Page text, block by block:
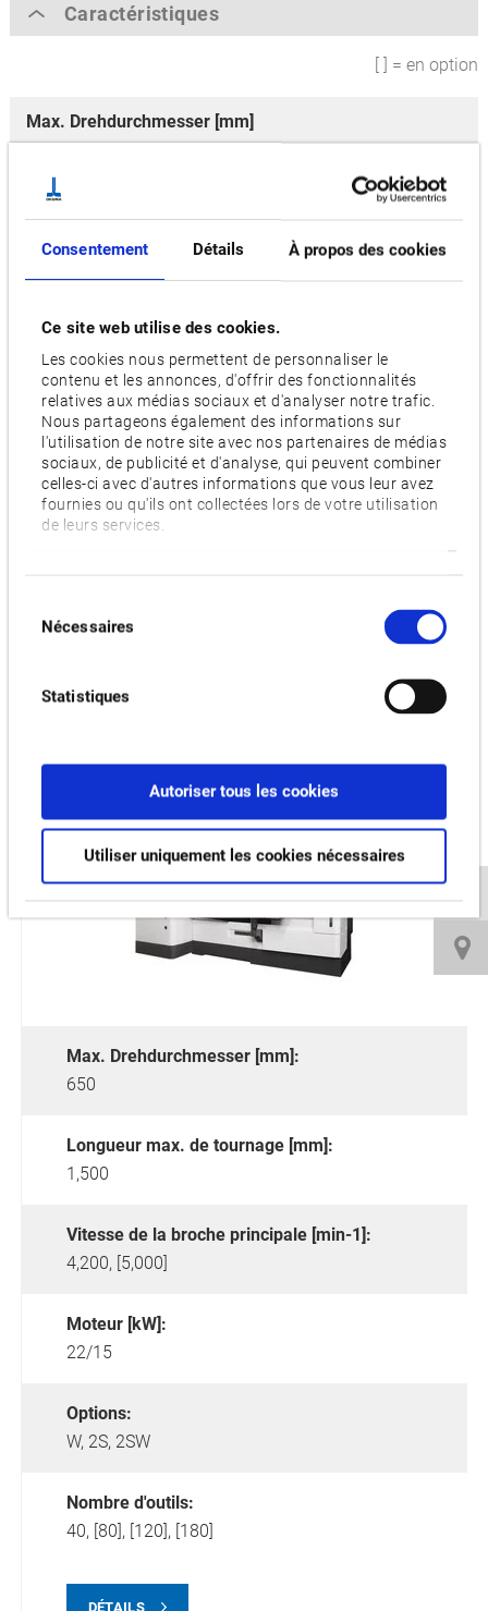
Consentement Détails À propos des cookies
Ce site web utilise des cookies.
Les cookies nous permettent de personnaliser le
contenu et les annonces, d'offrir des fonctionnalités
relatives aux médias sociaux et d'analyser notre trafic.
Nous partageons également des informations sur
l'utilisation de notre site avec nos partenaires de médias
sociaux, de publicité et d'analyse, qui peuvent combiner
celles-ci avec d'autres informations que vous leur avez
fournies ou qu'ils ont collectées lors de votre utilisation
de leurs services.
Nécessaires
Statistiques
Autoriser tous les cookies
Utiliser uniquement les cookies nécessaires
Caractéristiques
[ ] = en option
Max. Drehdurchmesser [mm]
650
Longueur max. de tournage [mm]
Vitesse de la broche principale [min-1]
Moteur [kW]
20/25
Options
W,2S,2SW
Nombre d'outils
MULTUS U3000 LASER EX
Max. Drehdurchmesser [mm]:
650
Longueur max. de tournage [mm]:
1,500
Vitesse de la broche principale [min-1]:
4,200, [5,000]
Moteur [kW]:
22/15
Options:
W, 2S, 2SW
Nombre d'outils:
40, [80], [120], [180]
DÉTAILS